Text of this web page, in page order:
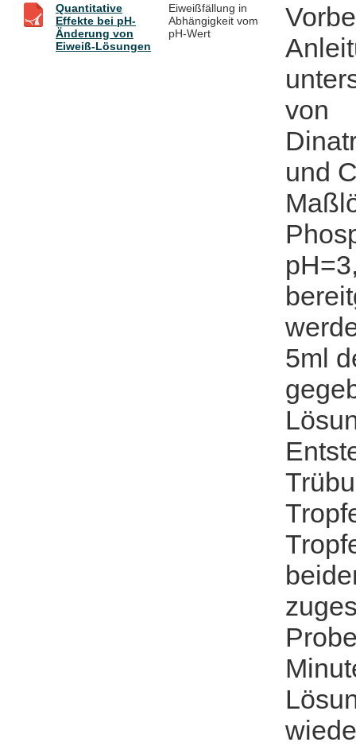
Quantitative
Effekte bei pH-
Änderung von
Eiweiß-Lösungen
Eiweißfällung in
Abhängigkeit vom
pH-Wert
von
und
5ml